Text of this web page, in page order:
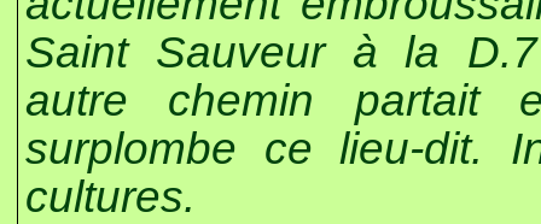
Saint Sauveur à la
autre chemin partait
surplombe ce lieu-dit.
cultures.